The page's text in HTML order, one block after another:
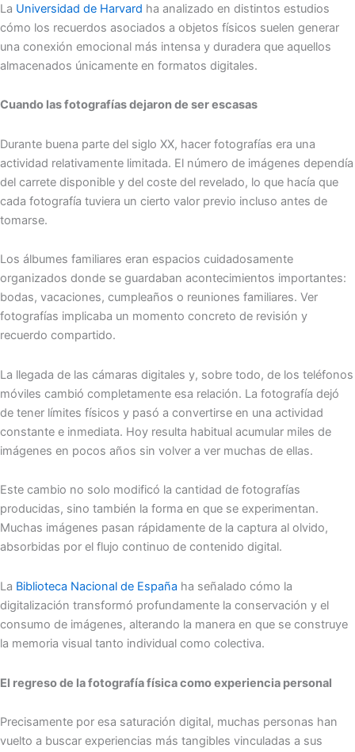
La Universidad de Harvard ha analizado en distintos estudios
cómo los recuerdos asociados a objetos físicos suelen generar
una conexión emocional más intensa y duradera que aquellos
almacenados únicamente en formatos digitales.
Cuando las fotografías dejaron de ser escasas
Durante buena parte del siglo XX, hacer fotografías era una
actividad relativamente limitada. El número de imágenes dependía
del carrete disponible y del coste del revelado, lo que hacía que
cada fotografía tuviera un cierto valor previo incluso antes de
tomarse.
Los álbumes familiares eran espacios cuidadosamente
organizados donde se guardaban acontecimientos importantes:
bodas, vacaciones, cumpleaños o reuniones familiares. Ver
fotografías implicaba un momento concreto de revisión y
recuerdo compartido.
La llegada de las cámaras digitales y, sobre todo, de los teléfonos
móviles cambió completamente esa relación. La fotografía dejó
de tener límites físicos y pasó a convertirse en una actividad
constante e inmediata. Hoy resulta habitual acumular miles de
imágenes en pocos años sin volver a ver muchas de ellas.
Este cambio no solo modificó la cantidad de fotografías
producidas, sino también la forma en que se experimentan.
Muchas imágenes pasan rápidamente de la captura al olvido,
absorbidas por el flujo continuo de contenido digital.
La Biblioteca Nacional de España ha señalado cómo la
digitalización transformó profundamente la conservación y el
consumo de imágenes, alterando la manera en que se construye
la memoria visual tanto individual como colectiva.
El regreso de la fotografía física como experiencia personal
Precisamente por esa saturación digital, muchas personas han
vuelto a buscar experiencias más tangibles vinculadas a sus